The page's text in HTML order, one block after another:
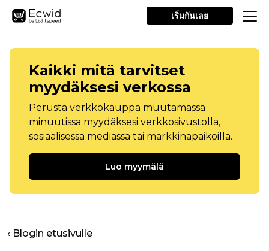
เริ่มกันเลย
Kaikki mitä tarvitset
myydäksesi verkossa
Perusta verkkokauppa muutamassa
minuutissa myydäksesi verkkosivustolla,
sosiaalisessa mediassa tai markkinapaikoilla.
Luo myymälä
‹ Blogin etusivulle